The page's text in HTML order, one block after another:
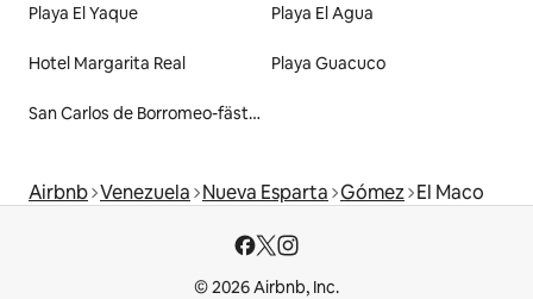
Playa El Yaque Playa El Agua
Hotel Margarita Real Playa Guacuco
San Carlos de Borromeo-fästningen
Airbnb Venezuela Nueva Esparta Gómez El Maco
© 2026 Airbnb, Inc.